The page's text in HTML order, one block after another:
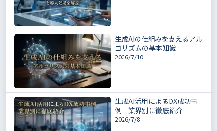
生成AIの仕組みを支えるアル
ゴリズムの基本知識
2026/7/10
生成AI活用によるDX成功事
例｜業界別に徹底紹介
2026/7/8